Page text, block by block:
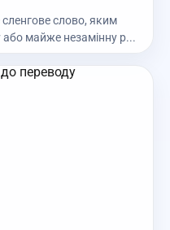
слово, яким
майже незамінну р...